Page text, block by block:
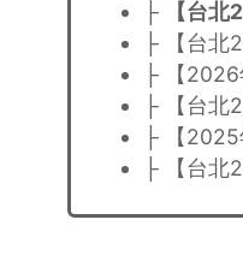
├
【台
├ 【台北
├ 【
├ 【台北
├ 【
├ 【台北